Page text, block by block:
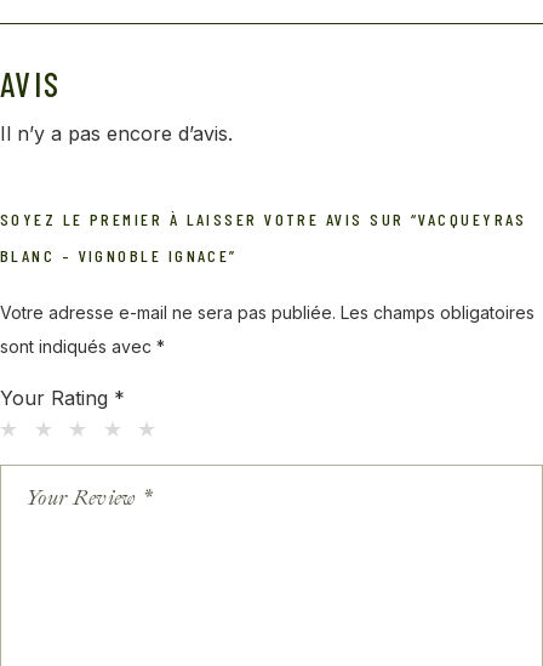
AVIS
Il n’y a pas encore d’avis.
SOYEZ LE PREMIER À LAISSER VOTRE AVIS SUR “VACQUEYRAS
BLANC – VIGNOBLE IGNACE”
Votre adresse e-mail ne sera pas publiée. Les champs obligatoires
sont indiqués avec *
Your Rating *